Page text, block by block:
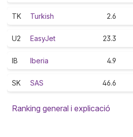
TK Turkish 2.6
U2 EasyJet 23.3
IB Iberia 4.9
SK SAS 46.6
Ranking general i explicació